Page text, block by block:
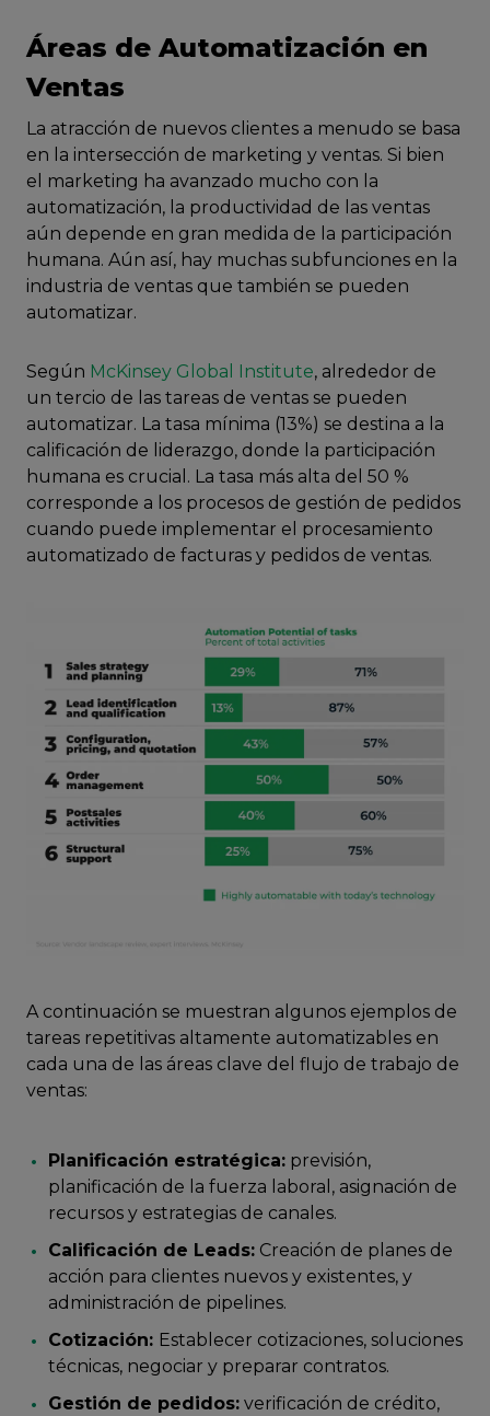
Áreas de Automatización en
Ventas
La atracción de nuevos clientes a menudo se basa
en la intersección de marketing y ventas. Si bien
el marketing ha avanzado mucho con la
automatización, la productividad de las ventas
aún depende en gran medida de la participación
humana. Aún así, hay muchas subfunciones en la
industria de ventas que también se pueden
automatizar.
Según McKinsey Global Institute, alrededor de
un tercio de las tareas de ventas se pueden
automatizar. La tasa mínima (13%) se destina a la
calificación de liderazgo, donde la participación
humana es crucial. La tasa más alta del 50 %
corresponde a los procesos de gestión de pedidos
cuando puede implementar el procesamiento
automatizado de facturas y pedidos de ventas.
A continuación se muestran algunos ejemplos de
tareas repetitivas altamente automatizables en
cada una de las áreas clave del flujo de trabajo de
ventas:
Planificación estratégica: previsión,
planificación de la fuerza laboral, asignación de
recursos y estrategias de canales.
Calificación de Leads: Creación de planes de
acción para clientes nuevos y existentes, y
administración de pipelines.
Cotización: Establecer cotizaciones, soluciones
técnicas, negociar y preparar contratos.
Gestión de pedidos: verificación de crédito,